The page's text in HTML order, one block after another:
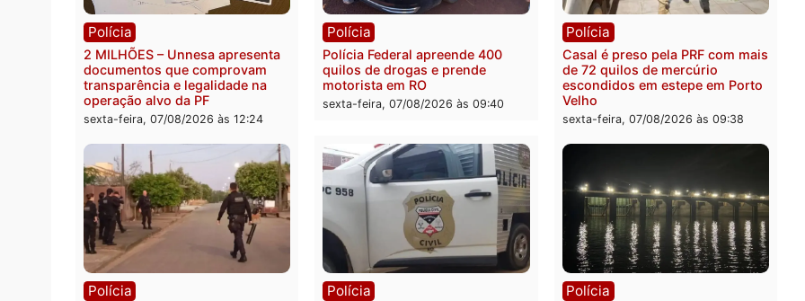
Polícia
2 MILHÕES – Unnesa apresenta
documentos que comprovam
transparência e legalidade na
operação alvo da PF
sexta-feira, 07/08/2026 às 12:24
Polícia
Polícia Federal apreende 400
quilos de drogas e prende
motorista em RO
sexta-feira, 07/08/2026 às 09:40
Polícia
Casal é preso pela PRF
de 72 quilos de mercúrio
escondidos em estepe em
Velho